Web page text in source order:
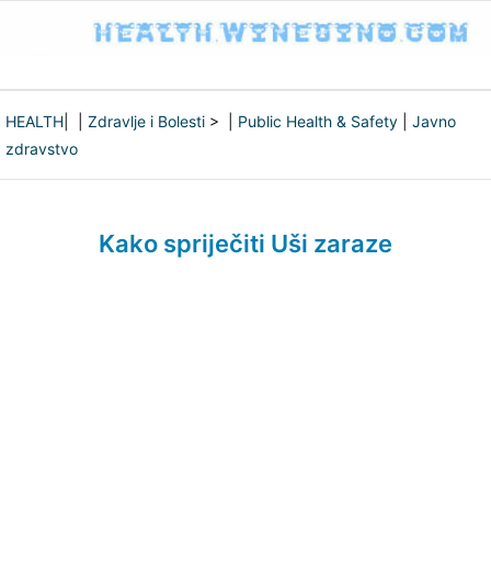
HEALTH Zdravlje i Bolesti > | Public Health & Safety
Javno
zdravstvo
Kako spriječiti Uši zaraze